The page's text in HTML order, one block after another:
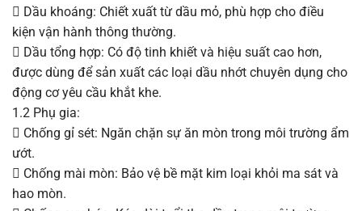
 Dầu khoáng: Chiết xuất từ dầu mỏ, phù hợp cho điều
kiện vận hành thông thường.
 Dầu tổng hợp: Có độ tinh khiết và hiệu suất cao hơn,
được dùng để sản xuất các loại dầu nhớt chuyên dụng cho
động cơ yêu cầu khắt khe.
1.2 Phụ gia:
 Chống gỉ sét: Ngăn chặn sự ăn mòn trong môi trường ẩm
ướt.
 Chống mài mòn: Bảo vệ bề mặt kim loại khỏi ma sát và
hao mòn.